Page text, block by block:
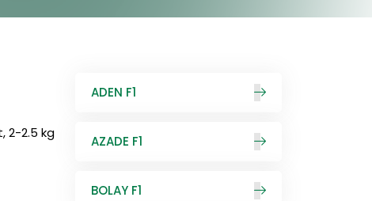
2-2.5 kg
ADEN F1
AZADE F1
BOLAY F1